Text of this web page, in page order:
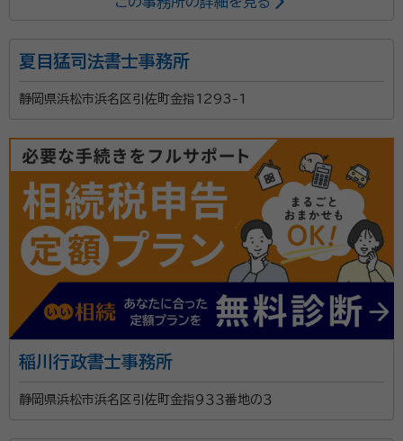
夏目猛司法書士事務所
静岡県浜松市浜名区引佐町金指1293-1
稲川行政書士事務所
静岡県浜松市浜名区引佐町金指９３３番地の３